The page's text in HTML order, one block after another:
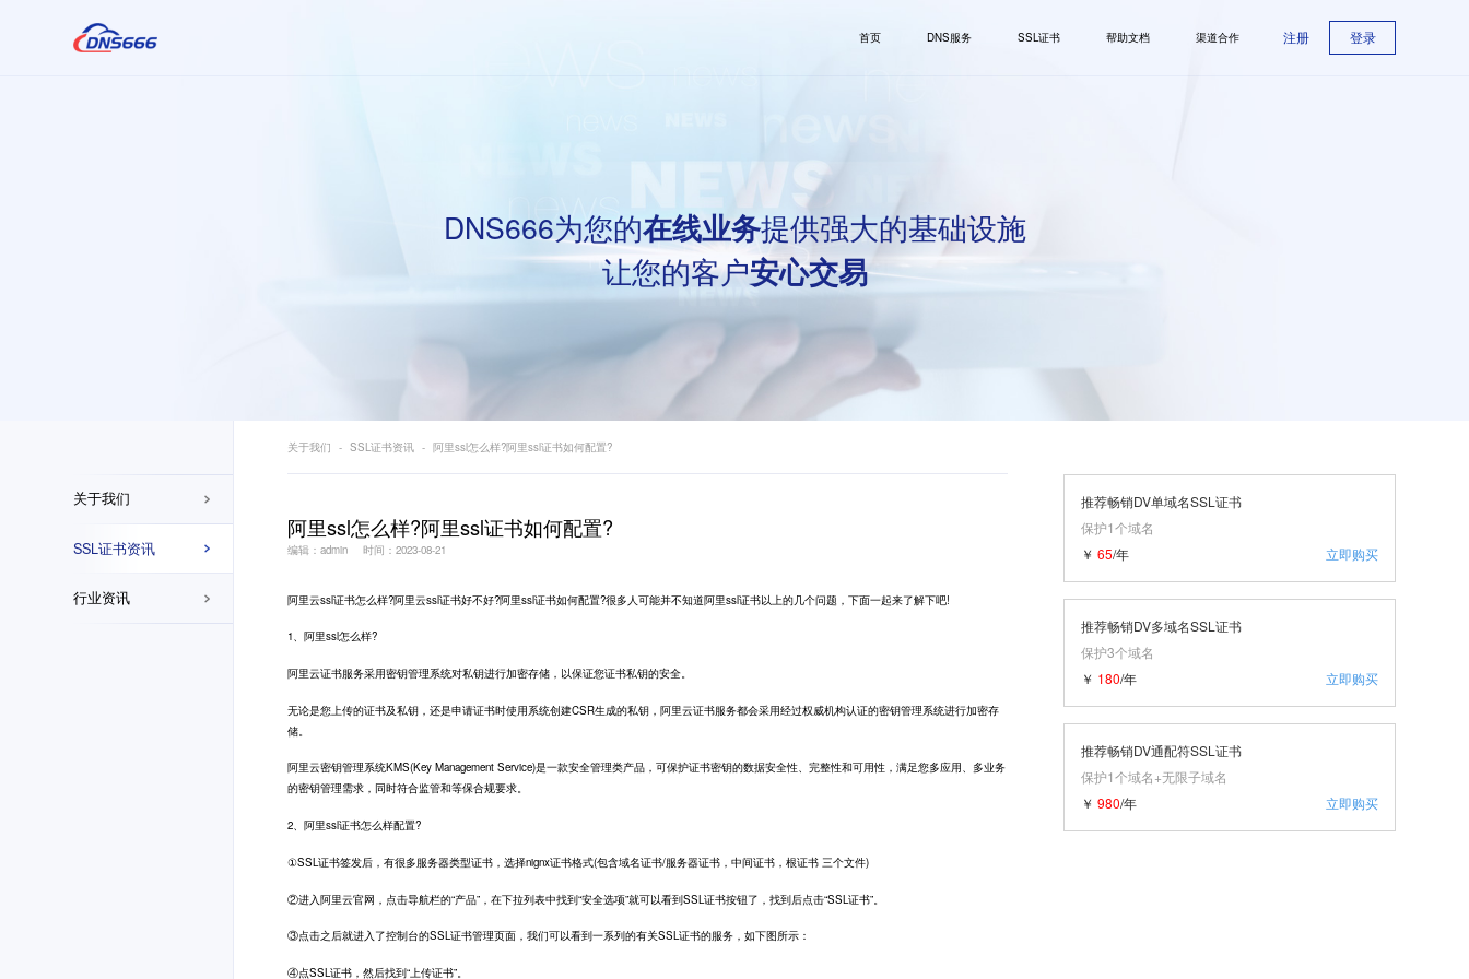
首页 DNS服务 SSL证书 帮助文档 渠道合作 注册 登录
DNS666为您的在线业务提供强大的基础设施
让您的客户安心交易
关于我们
SSL证书资讯
行业资讯
关于我们 SSL证书资讯 阿里ssl怎么样?阿里ssl证书如何配置?
阿里ssl怎么样?阿里ssl证书如何配置?
编辑：admin 时间：2023-08-21
阿里云ssl证书怎么样?阿里云ssl证书好不好?阿里ssl证书如何配置?很多人可能并不知道阿里ssl证书以上的几个问题，下面一起来了解下吧!
1、阿里ssl怎么样?
阿里云证书服务采用密钥管理系统对私钥进行加密存储，以保证您证书私钥的安全。
无论是您上传的证书及私钥，还是申请证书时使用系统创建CSR生成的私钥，阿里云证书服务都会采用经过权威机构认证的密钥管理系统进行加密存
储。
阿里云密钥管理系统KMS(Key Management Service)是一款安全管理类产品，可保护证书密钥的数据安全性、完整性和可用性，满足您多应用、多业务
的密钥管理需求，同时符合监管和等保合规要求。
2、阿里ssl证书怎么样配置?
①SSL证书签发后，有很多服务器类型证书，选择nignx证书格式(包含域名证书/服务器证书，中间证书，根证书 三个文件)
②进入阿里云官网，点击导航栏的“产品”，在下拉列表中找到“安全选项”就可以看到SSL证书按钮了，找到后点击“SSL证书”。
③点击之后就进入了控制台的SSL证书管理页面，我们可以看到一系列的有关SSL证书的服务，如下图所示：
④点SSL证书，然后找到“上传证书”。
推荐畅销DV单域名SSL证书
保护1个域名
立即购买
￥ 65/年
推荐畅销DV多域名SSL证书
保护3个域名
立即购买
￥ 180/年
推荐畅销DV通配符SSL证书
保护1个域名+无限子域名
立即购买
￥ 980/年